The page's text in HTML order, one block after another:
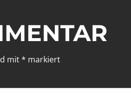
mit* markiert